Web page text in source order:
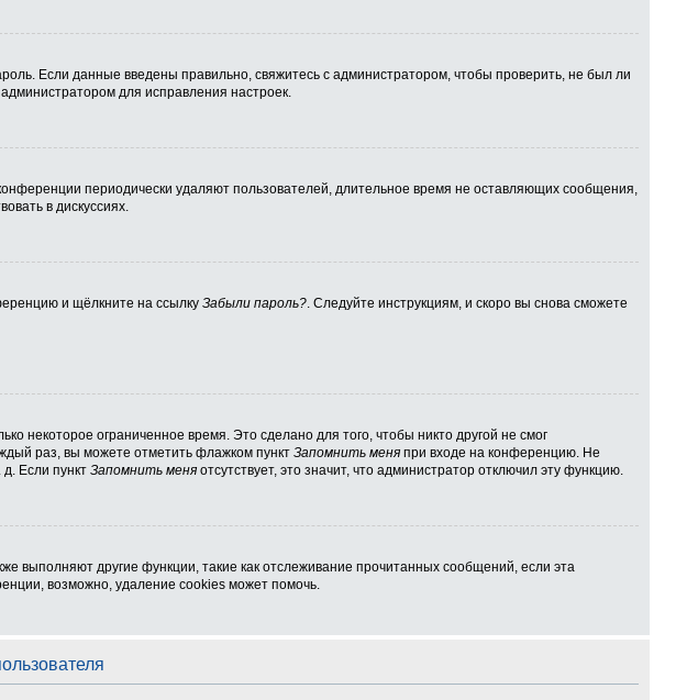
Если данные введены правильно, свяжитесь с администратором, чтобы проверить, не был ли
для исправления настроек.
периодически удаляют пользователей, длительное время не оставляющих сообщения,
в дискуссиях.
и щёлкните на ссылку Забыли пароль?. Следуйте инструкциям, и скоро вы снова сможете
некоторое ограниченное время. Это сделано для того, чтобы никто другой не смог
раз, вы можете отметить флажком пункт Запомнить меняпри входе на конференцию. Не
Если пункт Запомнить меняотсутствует, это значит, что администратор отключил эту функцию.
выполняют другие функции, такие как отслеживание прочитанных сообщений, если эта
возможно, удаление cookies может помочь.